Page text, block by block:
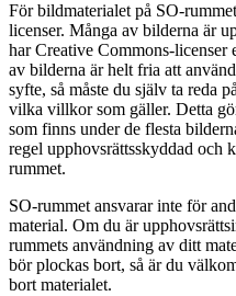
För bildmaterialet på SO-
licenser. Många av bilderna är
har Creative Commons-licenser
av bilderna är helt fria att
syfte, så måste du själv ta reda
vilka villkor som gäller. Detta
som finns under de flesta
regel upphovsrättsskyddad och
rummet.
SO-rummet ansvarar inte för
material. Om du är
rummets användning av ditt
bör plockas bort, så är du
bort materialet.